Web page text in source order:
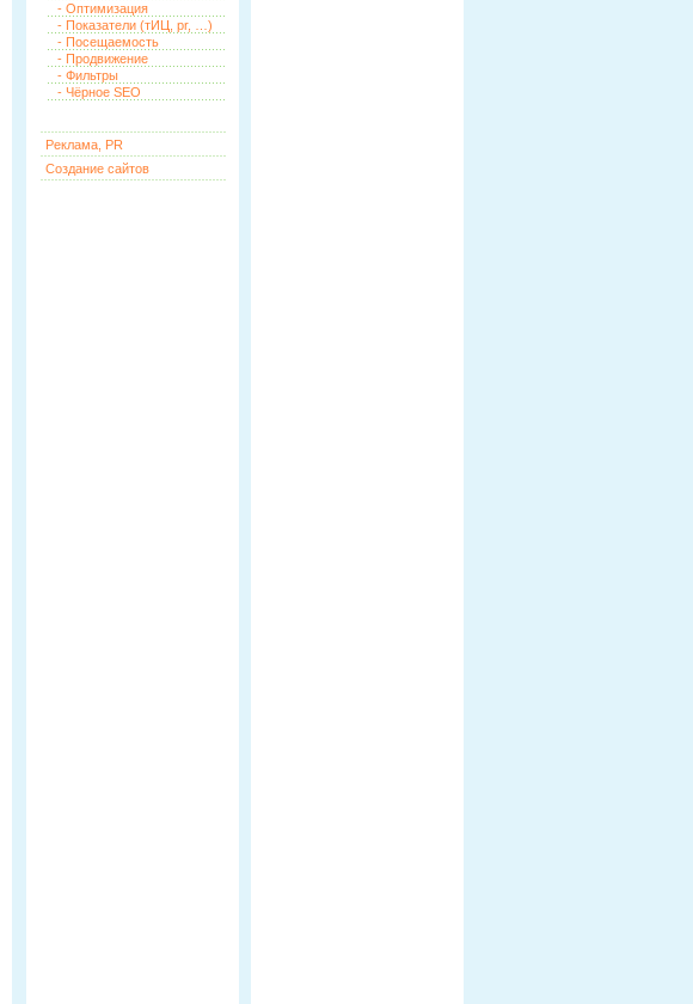
- Оптимизация
- Показатели (тИЦ, pr, …)
- Посещаемость
- Продвижение
- Фильтры
- Чёрное SEO
Реклама, PR
Создание сайтов